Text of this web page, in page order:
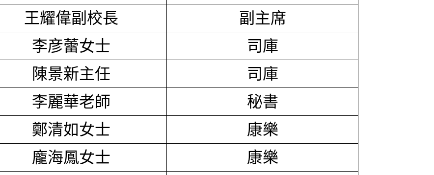
王耀偉副校長
副主席
李彦蕾女士
司庫
陳景新主任
司庫
李麗華老師
秘書
鄭清如女士
康樂
龐海鳳女士
康樂